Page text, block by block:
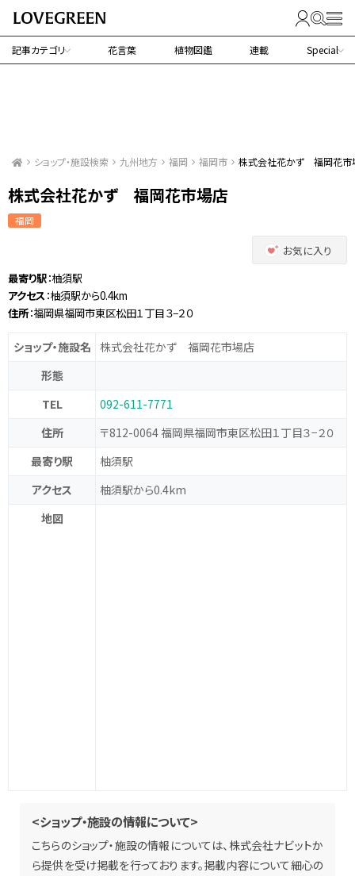
記事カテゴリ 花言葉 植物図鑑 連載 Special
ショップ・施設検索 九州地方 福岡 福岡市 株式会社花かず 福岡花市
株式会社花かず 福岡花市場店
福岡
お気に入り
最寄り駅：柚須駅
アクセス ：柚須駅から0.4km
住所：福岡県福岡市東区松田１丁目３−２０
ショップ・施設名
株式会社花かず 福岡花市場店
形態
TEL
092-611-7771
住所
〒812-0064 福岡県福岡市東区松田１丁目３−２０
最寄り駅
柚須駅
アクセス
柚須駅から0.4km
地図
<ショップ・施設の情報について>
こちらのショップ・施設の情報については、株式会社ナビットか
ら提供を受け掲載を行っております。掲載内容について細心の